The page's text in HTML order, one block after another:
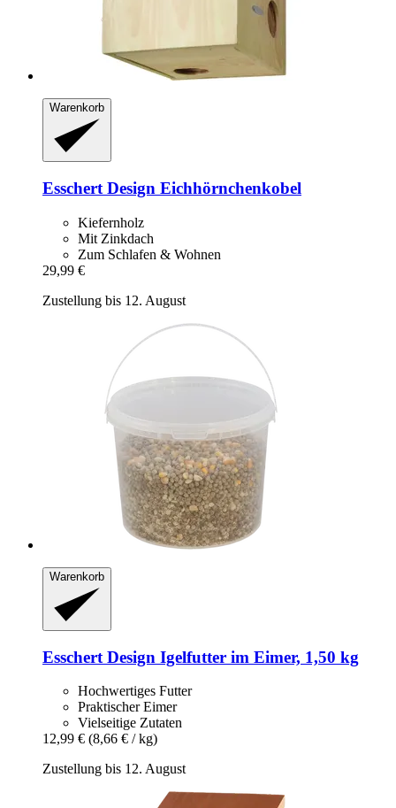
Warenkorb
Esschert Design Eichhörnchenkobel
Kiefernholz
Mit Zinkdach
Zum Schlafen & Wohnen
29,99 €
Zustellung bis 12. August
Warenkorb
Esschert Design Igelfutter im Eimer, 1,50 kg
Hochwertiges Futter
Praktischer Eimer
Vielseitige Zutaten
12,99 € (8,66 € / kg)
Zustellung bis 12. August